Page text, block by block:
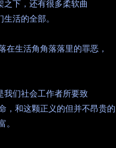
之下，还有很多柔软曲
活的全部。
在生活角角落落里的罪恶，
我们社会工作者所要致
，和这颗正义的但并不昂贵的
。